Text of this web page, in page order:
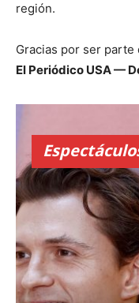
región.
Gracias por ser parte
El Periódico USA —